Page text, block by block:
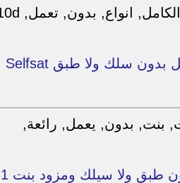
من انواع الاجهزة التي تعمل بدون سلك ولا طبق Selfsat
شرح فديو لجهاز يعمل بدون طبق ولا سيلك ومزود بنت 1